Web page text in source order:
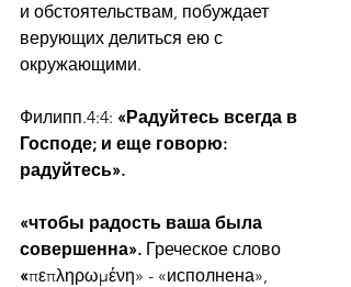
и обстоятельствам, побуждает
верующих делиться ею с
окружающими.
Филипп.4:4: «Радуйтесь всегда в
Господе; и еще говорю:
радуйтесь».
«чтобы радость ваша была
совершенна». Греческое слово
«πεπληρωμένη» - «исполнена»,